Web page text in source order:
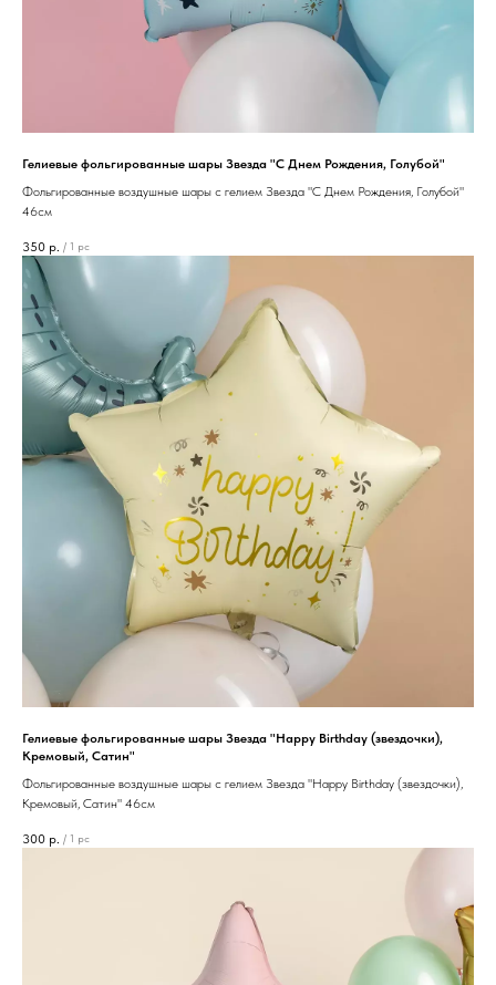
Гелиевые фольгированные шары Звезда "С Днем Рождения, Голубой"
Фольгированные воздушные шары с гелием Звезда "С Днем Рождения, Голубой"
46см
350 р. / 1 pc
Гелиевые фольгированные шары Звезда "Happy Birthday (звездочки),
Кремовый, Сатин"
Фольгированные воздушные шары с гелием Звезда "Happy Birthday (звездочки),
Кремовый, Сатин" 46см
300 р. / 1 pc